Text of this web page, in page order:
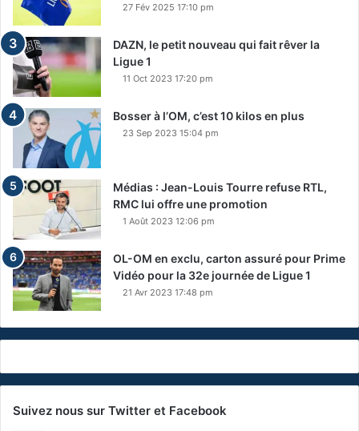
27 Fév 2025 17:10 pm
DAZN, le petit nouveau qui fait rêver la
Ligue 1
11 Oct 2023 17:20 pm
Bosser à l’OM, c’est 10 kilos en plus
23 Sep 2023 15:04 pm
Médias : Jean-Louis Tourre refuse RTL,
RMC lui offre une promotion
1 Août 2023 12:06 pm
OL-OM en exclu, carton assuré pour Prime
Vidéo pour la 32e journée de Ligue 1
21 Avr 2023 17:48 pm
Suivez nous sur Twitter et Facebook